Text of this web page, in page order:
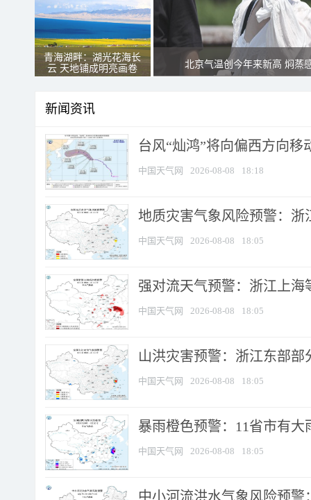
青海湖畔：湖光花海长
云 天地铺成明亮画卷
北京气温创今年来新高 焖蒸
新闻资讯
台风“灿鸿”将向偏西方向移
中国天气网 2026-08-08 18:18
地质灾害气象风险预警：
中国天气网 2026-08-08 18:05
强对流天气预警：浙江上海
中国天气网 2026-08-08 18:05
山洪灾害预警：浙江东部
中国天气网 2026-08-08 18:05
暴雨橙色预警：11省市有
中国天气网 2026-08-08 18:05
中小河流洪水气象风险预